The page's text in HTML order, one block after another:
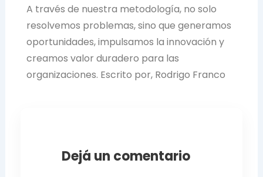
A través de nuestra metodología, no solo
resolvemos problemas, sino que generamos
oportunidades, impulsamos la innovación y
creamos valor duradero para las
organizaciones. Escrito por, Rodrigo Franco
Dejá un comentario